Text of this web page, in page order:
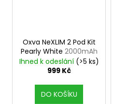
Oxva NeXLIM 2 Pod Kit
Pearly White 2000mAh
Ihned k odeslání (>5 ks)
999 Kč
DO KOŠÍKU